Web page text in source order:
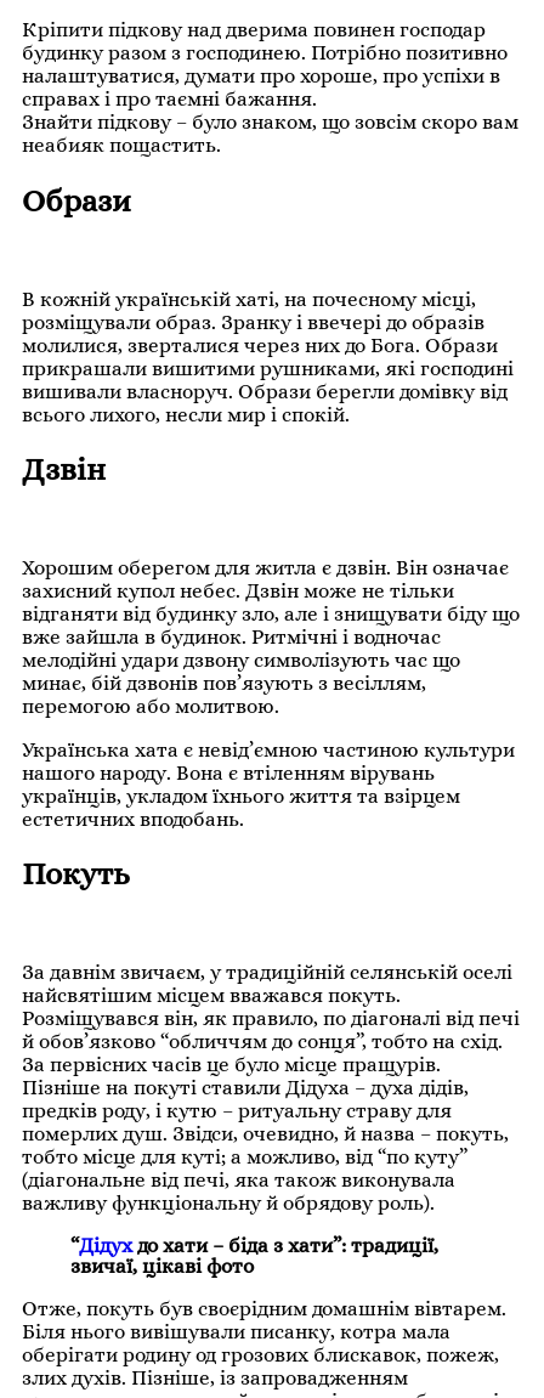
Кріпити підкову над дверима повинен господар
будинку разом з господинею. Потрібно позитивно
налаштуватися, думати про хороше, про успіхи в
справах і про таємні бажання.
Знайти підкову – було знаком, що зовсім скоро вам
неабияк пощастить.
Образи
В кожній українській хаті, на почесному місці,
розміщували образ. Зранку і ввечері до образів
молилися, зверталися через них до Бога. Образи
прикрашали вишитими рушниками, які господині
вишивали власноруч. Образи берегли домівку від
всього лихого, несли мир і спокій.
Дзвін
Хорошим оберегом для житла є дзвін. Він означає
захисний купол небес. Дзвін може не тільки
відганяти від будинку зло, але і знищувати біду що
вже зайшла в будинок. Ритмічні і водночас
мелодійні удари дзвону символізують час що
минає, бій дзвонів пов’язують з весіллям,
перемогою або молитвою.
Українська хата є невід’ємною частиною культури
нашого народу. Вона є втіленням вірувань
українців, укладом їхнього життя та взірцем
естетичних вподобань.
Покуть
За давнім звичаєм, у традиційній селянській оселі
найсвятішим місцем вважався покуть.
Розміщувався він, як правило, по діагоналі від печі
й обов’язково “обличчям до сонця”, тобто на схід.
За первісних часів це було місце пращурів.
Пізніше на покуті ставили Дідуха – духа дідів,
предків роду, і кутю – ритуальну страву для
померлих душ. Звідси, очевидно, й назва – покуть,
тобто місце для куті; а можливо, від “по куту”
(діагональне від печі, яка також виконувала
важливу функціональну й обрядову роль).
“Дідухдо хати – біда з хати”: традиції,
звичаї, цікаві фото
Отже, покуть був своєрідним домашнім вівтарем.
Біля нього вивішували писанку, котра мала
оберігати родину од грозових блискавок, пожеж,
злих духів. Пізніше, із запровадженням